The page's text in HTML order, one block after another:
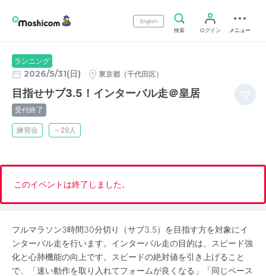
English
検索
ログイン メニュー
ランニング
2026/5/31(日) 東京都（千代田区）
目指せサブ3.5！インターバル走＠皇居
受付終了
練習会 ～29人
このイベントは終了しました。
フルマラソン3時間30分切り（サブ3.5）を目指す方を対象にイ
ンターバル走を行います。インターバル走の目的は、スピード強
化と心肺機能の向上です。スピードの絶対値を引き上げること
で、「速い動作を取り入れてフォームが良くなる」「同じペース